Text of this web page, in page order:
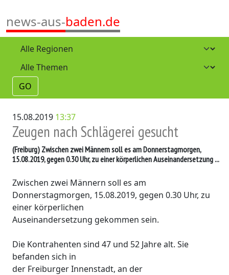
news-aus-baden.de
GO
15.08.2019 13:37
Zeugen nach Schlägerei gesucht
(Freiburg) Zwischen zwei Männern soll es am Donnerstagmorgen,
15.08.2019, gegen 0.30 Uhr, zu einer körperlichen Auseinandersetzung ...
Zwischen zwei Männern soll es am
Donnerstagmorgen, 15.08.2019, gegen 0.30 Uhr, zu
einer körperlichen
Auseinandersetzung gekommen sein.
Die Kontrahenten sind 47 und 52 Jahre alt. Sie
befanden sich in
der Freiburger Innenstadt, an der